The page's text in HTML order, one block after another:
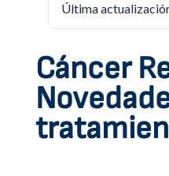
Última
Cáncer